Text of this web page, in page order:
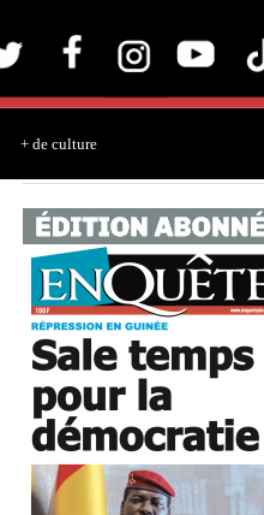
+ de culture